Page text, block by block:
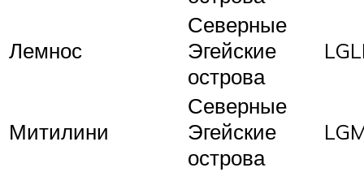
Лемнос
Северные
Эгейские
острова
Митилини
Северные
Эгейские
острова